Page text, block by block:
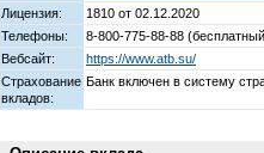
Лицензия:
1810 от 02.12.2020
Телефоны:
8-800-775-88-88
Вебсайт:
https://www.atb.su/
Страхование
вкладов:
Банк включен в систему